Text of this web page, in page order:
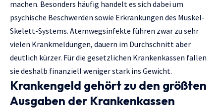
machen. Besonders häufig handelt es sich dabei um
psychische Beschwerden sowie Erkrankungen des Muskel-
Skelett-Systems. Atemwegsinfekte führen zwar zu sehr
vielen Krankmeldungen, dauern im Durchschnitt aber
deutlich kürzer. Für die gesetzlichen Krankenkassen fallen
sie deshalb finanziell weniger stark ins Gewicht.
Krankengeld gehört zu den größten
Ausgaben der Krankenkassen